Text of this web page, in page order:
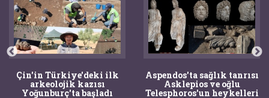
Çin'in Türkiye'deki ilk
arkeolojik kazısı
Yoğunburç'ta başladı
Aspendos'ta sağlık tanrısı
Asklepios ve oğlu
Telesphoros'un heykelleri